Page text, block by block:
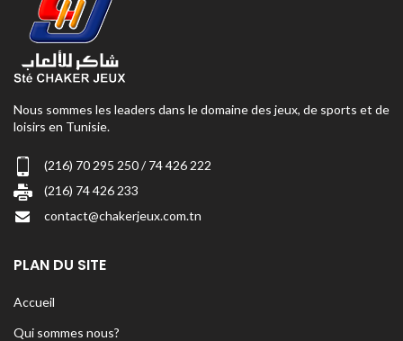
Nous sommes les leaders dans le domaine des jeux, de sports et de
loisirs en Tunisie.
(216) 70 295 250 / 74 426 222
(216) 74 426 233
contact@chakerjeux.com.tn
PLAN DU SITE
Accueil
Qui sommes nous?